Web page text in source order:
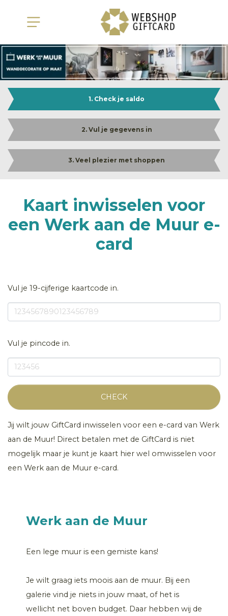
1. Check je saldo
2. Vul je gegevens in
3. Veel plezier met shoppen
Kaart inwisselen voor
een Werk aan de Muur e-
card
Vul je 19-cijferige kaartcode in.
Vul je pincode in.
CHECK
Jij wilt jouw GiftCard inwisselen voor een e-card van Werk
aan de Muur! Direct betalen met de GiftCard is niet
mogelijk maar je kunt je kaart hier wel omwisselen voor
een Werk aan de Muur e-card.
Werk aan de Muur
Een lege muur is een gemiste kans!
Je wilt graag iets moois aan de muur. Bij een
galerie vind je niets in jouw maat, of het is
wellicht net boven budget. Daar hebben wij de